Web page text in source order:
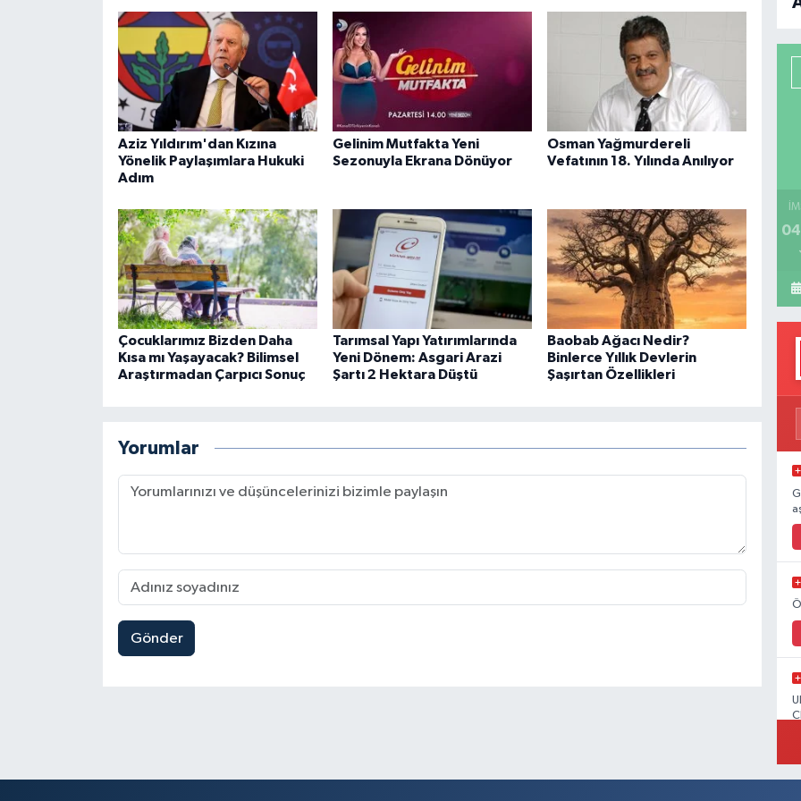
Aziz Yıldırım'dan Kızına
Yönelik Paylaşımlara Hukuki
Adım
Gelinim Mutfakta Yeni
Sezonuyla Ekrana Dönüyor
Osman Yağmurdereli
Vefatının 18. Yılında Anılıyor
Çocuklarımız Bizden Daha
Kısa mı Yaşayacak? Bilimsel
Araştırmadan Çarpıcı Sonuç
Tarımsal Yapı Yatırımlarında
Yeni Dönem: Asgari Arazi
Şartı 2 Hektara Düştü
Baobab Ağacı Nedir?
Binlerce Yıllık Devlerin
Şaşırtan Özellikleri
Yorumlar
Gönder